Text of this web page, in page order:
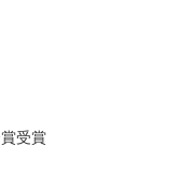
受賞